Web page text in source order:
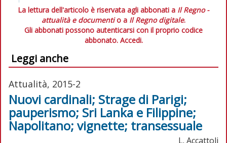
La lettura dell'articolo è riservata agli abbonati a Il Regno -
attualità e documentio a Il Regno digitale.
Gli abbonati possono autenticarsi con il proprio codice
abbonato. Accedi.
Leggi anche
Attualità, 2015-2
Nuovi cardinali; Strage di Parigi;
pauperismo; Sri Lanka e Filippine;
Napolitano; vignette; transessuale
L. Accattoli